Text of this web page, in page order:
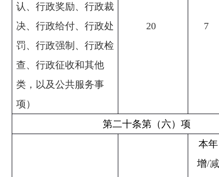
认、行政奖励、行政裁
决、行政给付、行政处
罚、行政强制、行政检
查、行政征收和其他
类，以及公共服务事
项）
20 7
第二十条第（六）项
本年
增/减